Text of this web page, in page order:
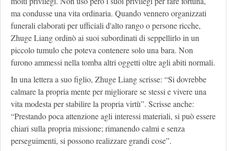
ma condusse una vita ordinaria. Quando vennero organizzati
funerali elaborati per ufficiali d'alto rango o persone ricche,
Zhuge Liang ordinò ai suoi subordinati di seppellirlo in un
piccolo tumulo che poteva contenere solo una bara. Non
furono ammessi nella tomba altri oggetti oltre agli abiti normali.
In una lettera a suo figlio, Zhuge Liang scrisse: “Si dovrebbe
calmare la propria mente per migliorare se stessi e vivere una
vita modesta per stabilire la propria virtù”. Scrisse anche:
“Prestando poca attenzione agli interessi materiali, si può essere
chiari sulla propria missione; rimanendo calmi e senza
perseguimenti, si possono realizzare grandi cose”.